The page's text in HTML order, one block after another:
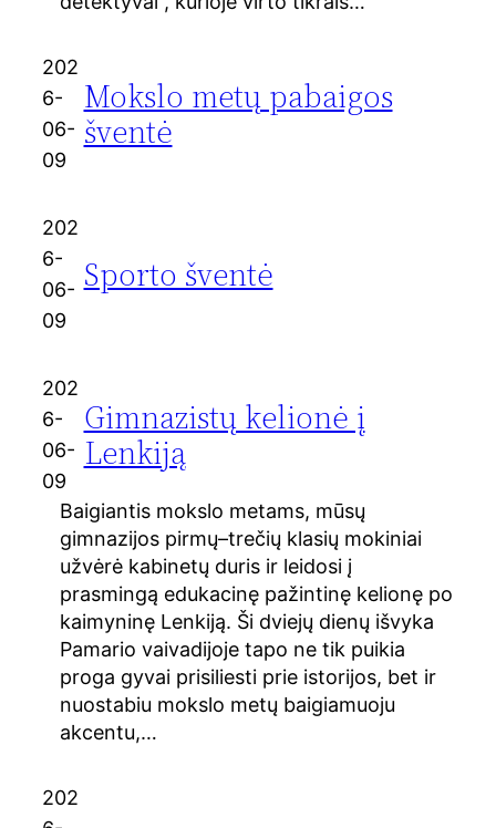
202
6-
06-
09
Mokslo metų pabaigos
šventė
202
6-
06-
09
Sporto šventė
202
6-
06-
09
Gimnazistų kelionė į
Lenkiją
Baigiantis mokslo metams, mūsų
gimnazijos pirmų–trečių klasių mokiniai
užvėrė kabinetų duris ir leidosi į
prasmingą edukacinę pažintinę kelionę po
kaimyninę Lenkiją. Ši dviejų dienų išvyka
Pamario vaivadijoje tapo ne tik puikia
proga gyvai prisiliesti prie istorijos, bet ir
nuostabiu mokslo metų baigiamuoju
akcentu,…
202